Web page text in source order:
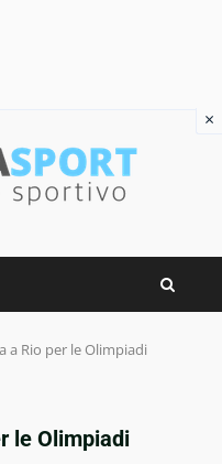
a Rio per le Olimpiadi
le Olimpiadi
×